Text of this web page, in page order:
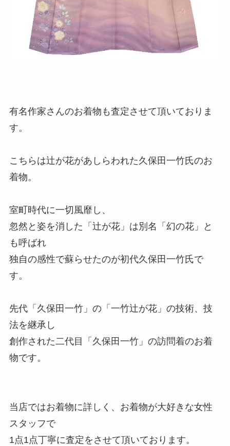
有名作家さんのお着物も査定させて頂いておりま
す。
こちらは辻が花があしらわれた久保田一竹氏のお
着物。
室町時代に一切風靡し、
忽然と姿を消した「辻が花」は別名「幻の花」と
も呼ばれ
独自の感性で蘇らせたのが初代久保田一竹氏で
す。
先代「久保田一竹」の「一竹辻が花」の技術、技
法を継承し
創作された二代目「久保田一竹」の訪問着のお着
物です。
当店ではお着物に詳しく、お着物が大好きな女性
スタッフで
1点1点丁寧に査定をさせて頂いております。